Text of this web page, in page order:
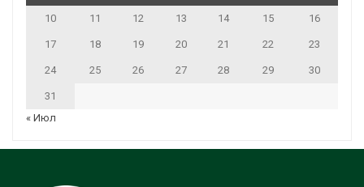
10 11 12 13 14 15 16
17 18 19 20 21 22 23
24 25 26 27 28 29 30
31
« Июл